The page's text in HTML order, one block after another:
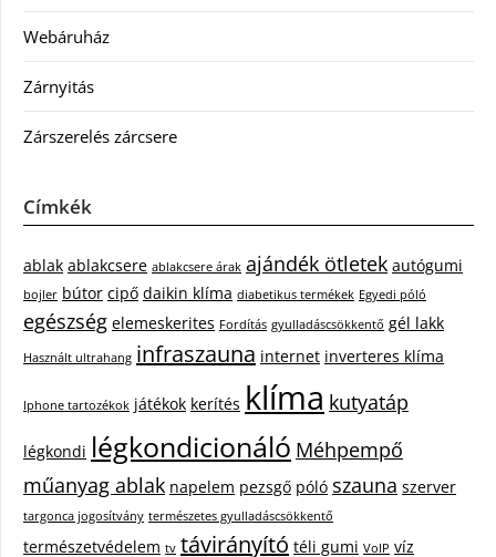
Webáruház
Zárnyitás
Zárszerelés zárcsere
Címkék
ablak ablakcsere ablakcsere árak ajándék ötletek autógumi
bojler bútor cipő daikin klíma diabetikus termékek Egyedi póló
egészség elemeskerites Fordítás gyulladáscsökkentő gél lakk
Használt ultrahang infraszauna internet inverteres klíma
Iphone tartozékok játékok kerítés klíma kutyatáp
légkondi légkondicionáló Méhpempő
műanyag ablak napelem pezsgő póló szauna szerver
targonca jogosítvány természetes gyulladáscsökkentő
természetvédelem tv távirányító téli gumi VoIP víz